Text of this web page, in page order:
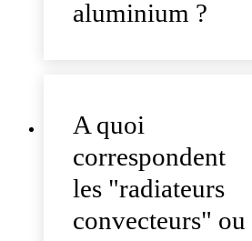
aluminium ?
A quoi
correspondent
les "radiateurs
convecteurs" ou